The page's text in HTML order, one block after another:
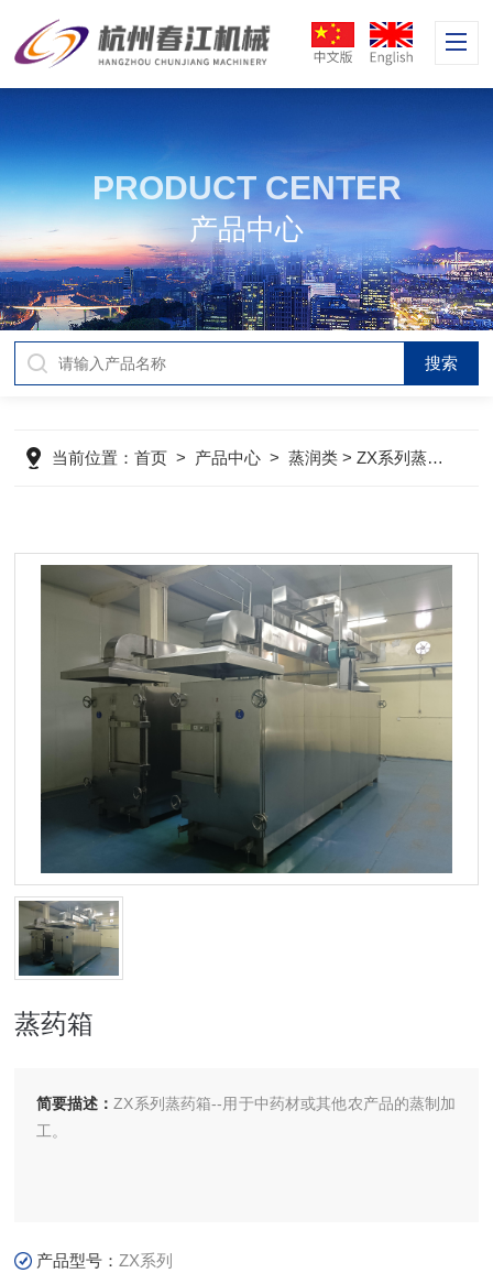
PRODUCT CENTER
产品中心
当前位置：首页 > 产品中心 >蒸润类 >ZX系列蒸药箱
蒸药箱
简要描述： ZX系列蒸药箱--用于中药材或其他农产品的蒸制加
工。
产品型号：ZX系列